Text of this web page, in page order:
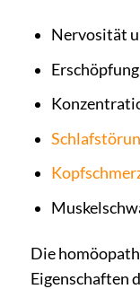
Nervosität
Die
Eigenschaften